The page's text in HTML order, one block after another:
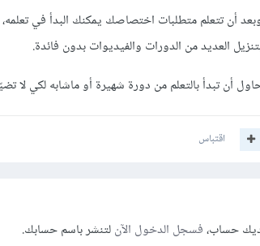
أن تتعلم متطلبات اختصاصك يمكنك البدأ في
العديد من الدورات والفيديوات بدون فائدة.
أن تبدأ بالتعلم من دورة شهيرة أو ماشابه لكي لا
اقتباس
حساب،فسجل الدخول الآنلتنشر باسم حسابك.